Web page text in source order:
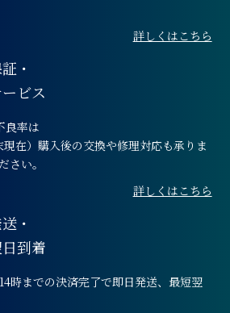
詳しくはこちら
・
ビス
良率は
在）購入後の交換や修理対応も承りま
さい。
詳しくはこちら
・
到着
時までの決済完了で即日発送、最短翌